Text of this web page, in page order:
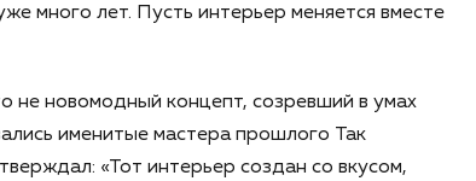
много лет. Пусть интерьер меняется вместе
не новомодный концепт, созревший в умах
именитые мастера прошлого Так
«Тот интерьер создан со вкусом,